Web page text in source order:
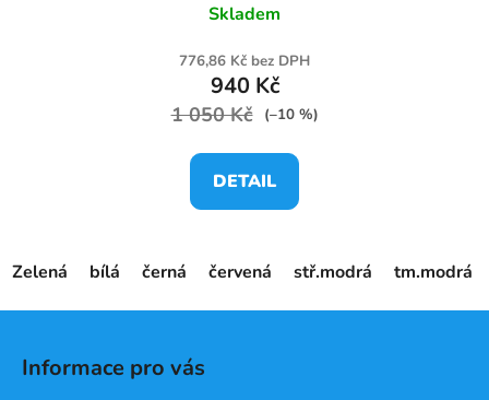
Skladem
776,86 Kč bez DPH
940 Kč
1 050 Kč (–10 %)
DETAIL
Zelená bílá černá červená stř.modrá tm.modrá
Informace pro vás